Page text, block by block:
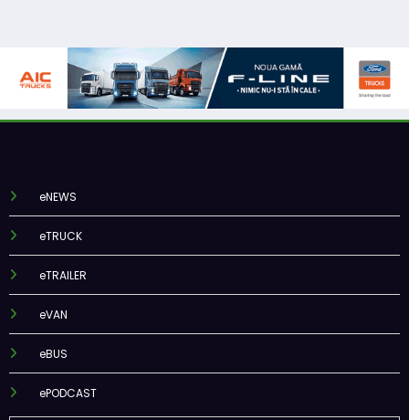
eNEWS
eTRUCK
eTRAILER
eVAN
eBUS
ePODCAST